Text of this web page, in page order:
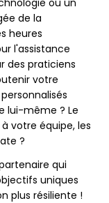
ou un
de la
heures
l'assistance
des praticiens
votre
lui-même ? Le
votre équipe, les
?
qui
uniques
plus résiliente !